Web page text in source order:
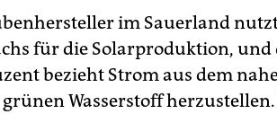
im Sauerland
für die Solarproduktion, und
bezieht Strom aus dem
Wasserstoff